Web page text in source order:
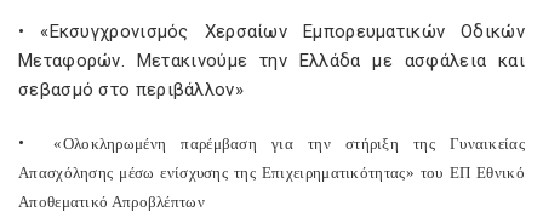
• «Εκσυγχρονισμός Χερσαίων Εμπορευματικών Οδικών
Μεταφορών. Μετακινούμε την Ελλάδα με ασφάλεια και
σεβασμό στο περιβάλλον»
•
«Ολοκληρωμένη παρέμβαση για την στήριξη της Γυναικείας
Απασχόλησης μέσω ενίσχυσης της Επιχειρηματικότητας» του ΕΠ Εθνικό
Αποθεματικό Απροβλέπτων